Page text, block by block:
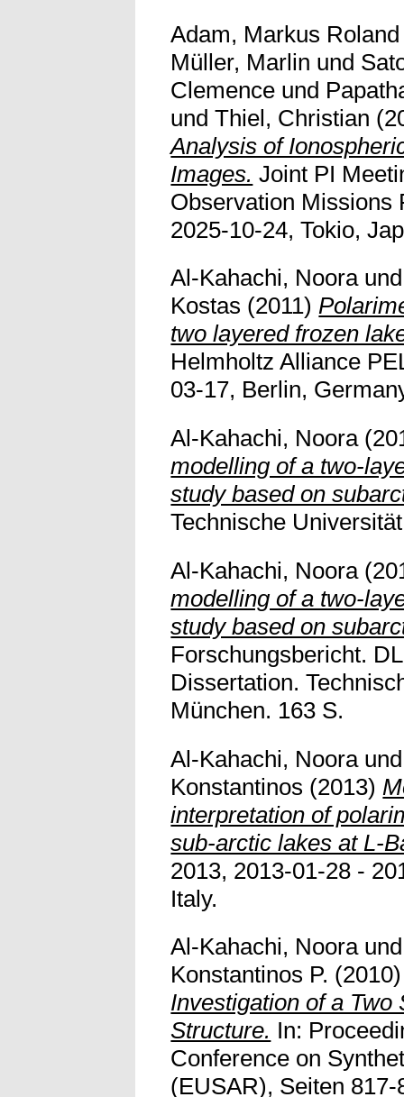
Adam, Markus Roland
Müller, Marlin und
Clemence und
undThiel, Christian
Analysis of
Images. Joint PI
Observation Missions
2025-10-24, Tokio,
Al-Kahachi, Noora
Kostas (2011)
two layered frozen
Helmholtz Alliance
03-17, Berlin,
Al-Kahachi, Noora
modelling of a two-
study based on
Technische
Al-Kahachi, Noora
modelling of a two-
study based on
Forschungsbericht.
Dissertation.
München. 163 S.
Al-Kahachi, Noora
Konstantinos (2013)
interpretation of
sub-arctic lakes at L-
2013, 2013-01-28 -
Italy.
Al-Kahachi, Noora
Konstantinos P.
Investigation of a Two
Structure. In:
Conference on
(EUSAR), Seiten